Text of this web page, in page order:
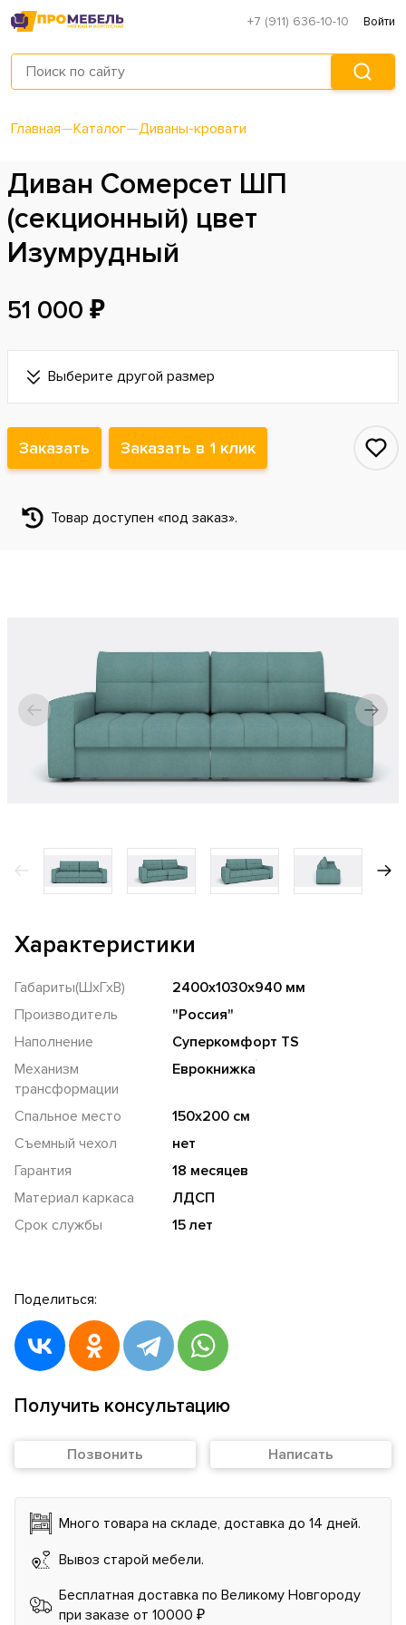
+7 (911) 636-10-10 Войти
Главная—Каталог—Диваны-кровати
Диван Сомерсет ШП
(секционный) цвет
Изумрудный
51 000 ₽
Выберите другой размер
Заказать Заказать в 1 клик
Товар доступен «под заказ».
Характеристики
Габариты(ШхГхВ)
2400х1030х940 мм
Производитель
"Россия"
Наполнение
Суперкомфорт TS
Механизм
трансформации
Еврокнижка
Спальное место
150х200 см
Съемный чехол
нет
Гарантия
18 месяцев
Материал каркаса
ЛДСП
Срок службы
15 лет
Поделиться:
Получить консультацию
Позвонить Написать
Много товара на складе, доставка до 14 дней.
Вывоз старой мебели.
Бесплатная доставка по Великому Новгороду
при заказе от 10000 ₽